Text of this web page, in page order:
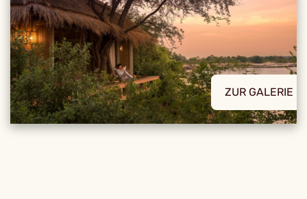
ZUR GALERIE